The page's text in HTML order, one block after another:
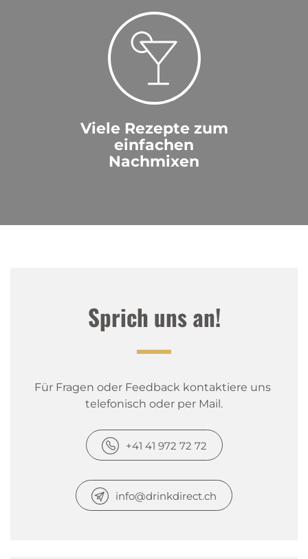
Viele Rezepte zum
einfachen
Nachmixen
Sprich uns an!
Für Fragen oder Feedback kontaktiere uns
telefonisch oder per Mail.
+41 41 972 72 72
info@drinkdirect.ch